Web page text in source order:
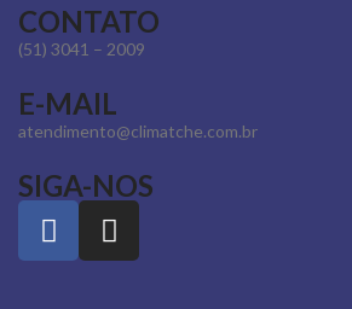
CONTATO
(51) 3041 – 2009
E-MAIL
atendimento@climatche.com.br
SIGA-NOS